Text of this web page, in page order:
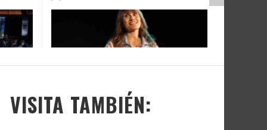
A
Y
DOCANARIAS CONVOCA A
INSTITUCIONES A REFLEXIONAR
SOBRE LA INTERNACIONALIZACIÓN
DEL CINE DE REALIDAD
JESÚS RODRÍGUEZ FALCÓN:
NATURALEZA, CAMINO Y
FOTOGRAFÍA
LEONCIO GONZÁLEZ, 9 JUNIO, 2026
VISITA TAMBIÉN: